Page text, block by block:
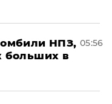
НПЗ,
больших в
05:56